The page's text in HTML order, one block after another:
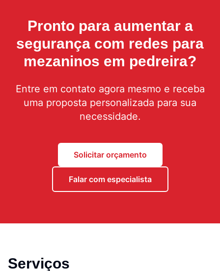
Pronto para aumentar a
segurança com redes para
mezaninos em pedreira?
Entre em contato agora mesmo e receba
uma proposta personalizada para sua
necessidade.
Solicitar orçamento
Falar com especialista
Serviços